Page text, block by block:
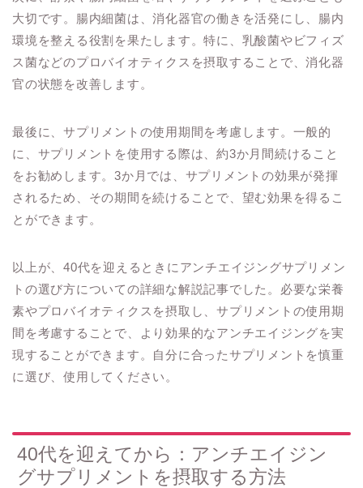
大切です。腸内細菌は、消化器官の働きを活発にし、腸内
環境を整える役割を果たします。特に、乳酸菌やビフィズ
ス菌などのプロバイオティクスを摂取することで、消化器
官の状態を改善します。
最後に、サプリメントの使用期間を考慮します。一般的
に、サプリメントを使用する際は、約3か月間続けること
をお勧めします。3か月では、サプリメントの効果が発揮
されるため、その期間を続けることで、望む効果を得るこ
とができます。
以上が、40代を迎えるときにアンチエイジングサプリメン
トの選び方についての詳細な解説記事でした。必要な栄養
素やプロバイオティクスを摂取し、サプリメントの使用期
間を考慮することで、より効果的なアンチエイジングを実
現することができます。自分に合ったサプリメントを慎重
に選び、使用してください。
40代を迎えてから：アンチエイジン
グサプリメントを摂取する方法